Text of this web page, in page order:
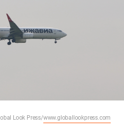
Look Press/www.globallookpress.com